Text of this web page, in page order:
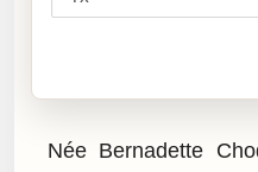
Née Bernadette